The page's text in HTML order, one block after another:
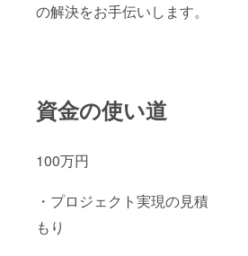
の解決をお手伝いします。
資金の使い道
100万円
・プロジェクト実現の見積
もり